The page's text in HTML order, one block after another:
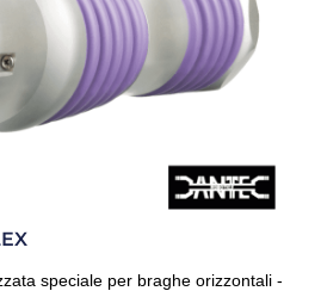
speciale per braghe orizzontali -